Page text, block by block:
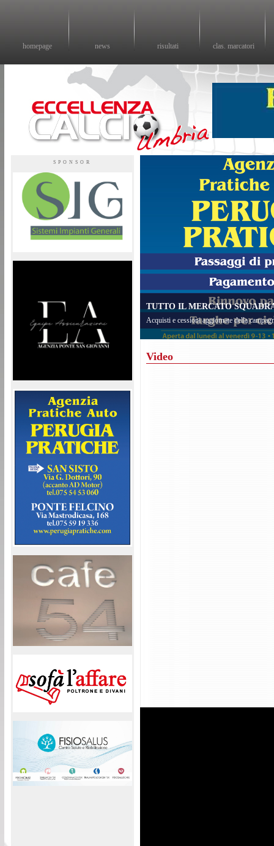
homepage news risultati clas. marcatori
SPONSOR
TUTTO IL MERCATO
Acquisti e cessioni aggiornate della
Video